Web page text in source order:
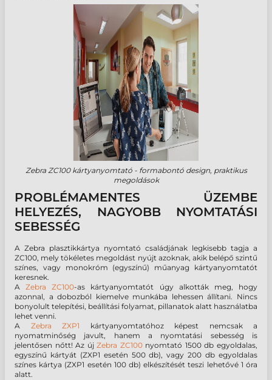
Zebra ZC100 kártyanyomtató - formabontó design, praktikus
megoldások
PROBLÉMAMENTES ÜZEMBE
HELYEZÉS, NAGYOBB NYOMTATÁSI
SEBESSÉG
A Zebra plasztikkártya nyomtató családjának legkisebb tagja a
ZC100, mely tökéletes megoldást nyújt azoknak, akik belépő szintű
színes, vagy monokróm (egyszínű) műanyag kártyanyomtatót
keresnek.
AZebra ZC100-as kártyanyomtatót úgy alkották meg, hogy
azonnal, a dobozból kiemelve munkába lehessen állítani. Nincs
bonyolult telepítési, beállítási folyamat, pillanatok alatt használatba
lehet venni.
A Zebra ZXP1 kártyanyomtatóhoz képest nemcsak a
nyomatminőség javult, hanem a nyomtatási sebesség is
jelentősen nőtt! Az újZebra ZC100 nyomtató 1500 db egyoldalas,
egyszínű kártyát (ZXP1 esetén 500 db), vagy 200 db egyoldalas
színes kártya (ZXP1 esetén 100 db) elkészítését teszi lehetővé 1 óra
alatt.